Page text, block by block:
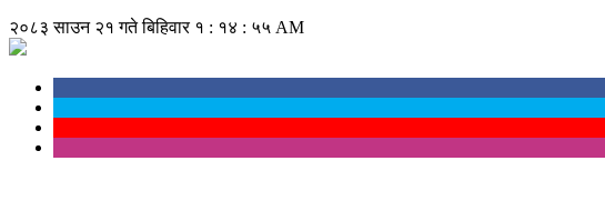
२०८३ साउन २१ गते बिहिवार १ : १४ : ५६ AM